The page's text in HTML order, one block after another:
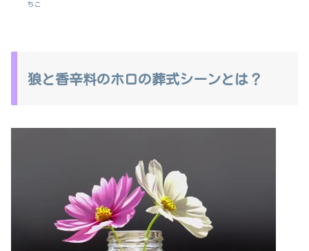
ちこ
狼と香辛料のホロの葬式シーンとは？